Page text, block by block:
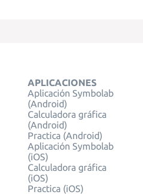
APLICACIONES
Aplicación Symbolab
(Android)
Calculadora gráfica
(Android)
Practica (Android)
Aplicación Symbolab
(iOS)
Calculadora gráfica
(iOS)
Practica (iOS)